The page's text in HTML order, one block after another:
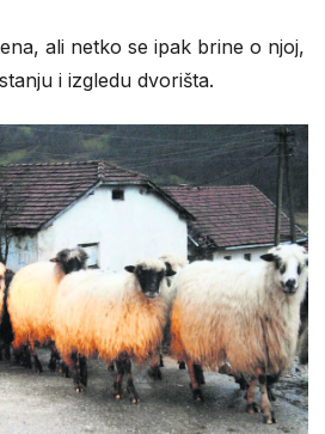
ali netko se ipak brine o njoj,
i izgledu dvorišta.